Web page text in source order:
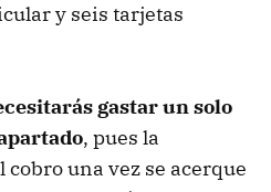
y seis tarjetas
gastar un solo
, pues la
una vez se acerque